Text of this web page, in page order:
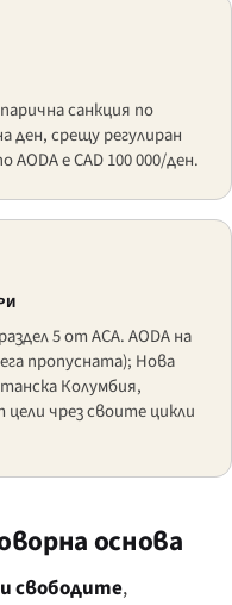
санкция по
ден, срещу регулиран
е CAD 100 000/ден.
5 от ACA. AODA на
пропусната); Нова
Колумбия,
чрез своите цикли
основа
свободите,